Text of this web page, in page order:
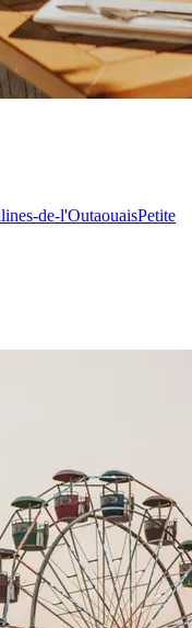
de-l'OutaouaisPetite